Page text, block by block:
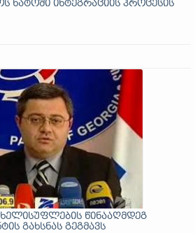
ნატოში ინტეგრაციის პროცესის
ხელისუფლების წინააღმდეგ
გახსნას გეგმავს